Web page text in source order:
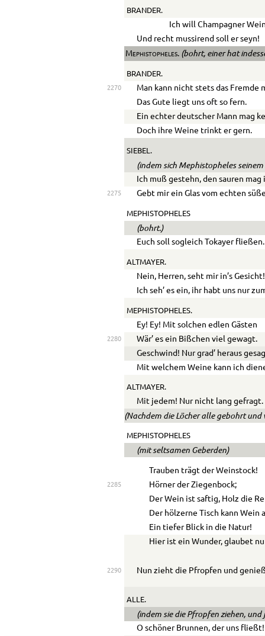
BRANDER.
Ich will Champagner
Und recht mussirend soll er seyn!
Mephistopheles.(bohrt, einer hat
BRANDER.
2270
Man kann nicht stets das Fremde
Das Gute liegt uns oft so fern.
Ein echter deutscher Mann mag
Doch ihre Weine trinkt er gern.
SIEBEL.
(indem sich Mephistopheles
Ich muß gestehn, den sauren
2275 Gebt mir ein Glas vom echten
MEPHISTOPHELES
(bohrt.)
Euch soll sogleich Tokayer fließen.
ALTMAYER.
Nein, Herren, seht mir in’s Gesicht!
Ich seh’ es ein, ihr habt uns nur
MEPHISTOPHELES.
Ey! Ey! Mit solchen edlen Gästen
2280
Wär’ es ein Bißchen viel gewagt.
Geschwind! Nur grad’ heraus
Mit welchem Weine kann ich
ALTMAYER.
Mit jedem! Nur nicht lang gefragt.
(Nachdem die Löcher alle gebohrt und
MEPHISTOPHELES
(mit seltsamen Geberden)
Trauben trägt der Weinstock!
2285
Hörner der Ziegenbock;
Der Wein ist saftig, Holz die
Der hölzerne Tisch kann Wein
Ein tiefer Blick in die Natur!
Hier ist ein Wunder, glaubet
2290 Nun zieht die Pfropfen und
ALLE.
(indem sie die Pfropfen ziehen,
O schöner Brunnen, der uns fließt!